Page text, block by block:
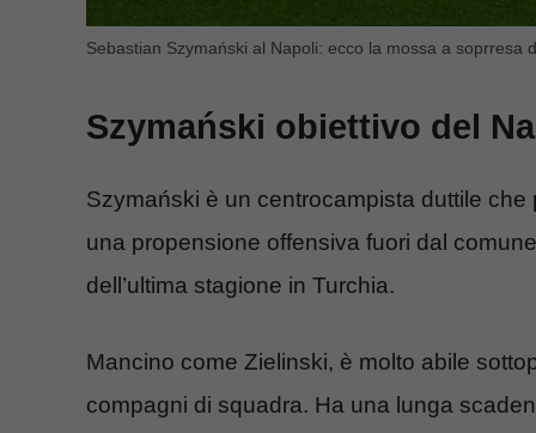
Sebastian Szymański al Napoli: ecco la mossa a soprresa
Szymański obiettivo del
Szymański è un centrocampista duttile
una propensione offensiva fuori dal
dell’ultima stagione in Turchia.
Mancino come Zielinski, è molto abile
compagni di squadra. Ha una lunga